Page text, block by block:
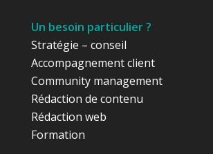
Un besoin particulier ?
Stratégie – conseil
Accompagnement client
Community management
Rédaction de contenu
Rédaction web
Formation